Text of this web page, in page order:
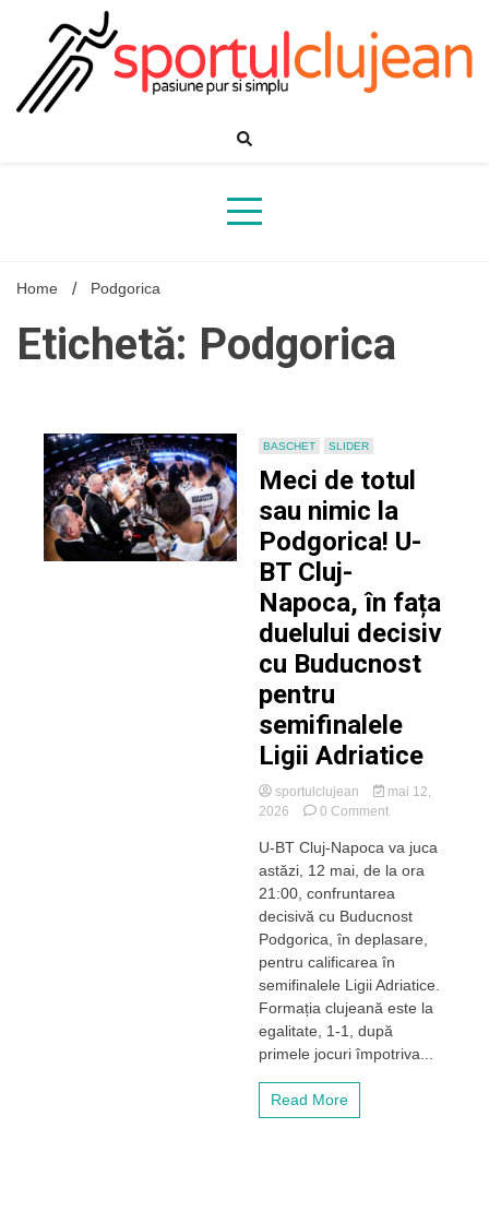
Home Podgorica
Etichetă: Podgorica
BASCHET SLIDER
Meci de totul
sau nimic la
Podgorica! U-
BT Cluj-
Napoca, în fața
duelului decisiv
cu Buducnost
pentru
semifinalele
Ligii Adriatice
sportulclujean
mai 12,
2026
0 Commenton
de
totul
sau
Podgorica!
U-
BT
Cluj-
Napoca,
U-BT Cluj-Napoca va juca
astăzi, 12 mai, de la ora
21:00, confruntarea
decisivă cu Buducnost
Podgorica, în deplasare,
pentru calificarea în
semifinalele Ligii Adriatice.
Formația clujeană este la
egalitate, 1-1, după
primele jocuri împotriva...
Read More